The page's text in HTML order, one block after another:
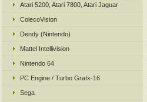
Atari 5200, Atari 7800, Atari Jaguar
ColecoVision
Dendy (Nintendo)
Mattel Intellivision
Nintendo 64
PC Engine / Turbo Grafx-16
Sega